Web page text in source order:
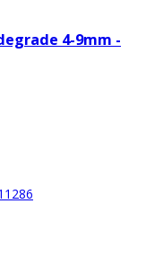
4-9mm -